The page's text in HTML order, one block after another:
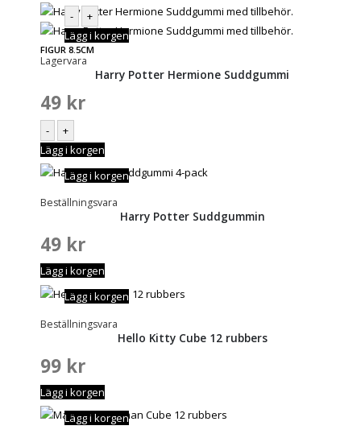
FIGUR 8.5CM
Lagervara
-
+
Lägg i korgen
Harry Potter Hermione Suddgummi
49 kr
-
+
Lägg i korgen
Beställningsvara
Lägg i korgen
Harry Potter Suddgummin
49 kr
Lägg i korgen
Beställningsvara
Lägg i korgen
Hello Kitty Cube 12 rubbers
99 kr
Lägg i korgen
Lägg i korgen